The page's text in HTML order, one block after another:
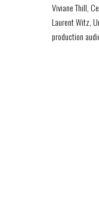
Viviane Thill,
Laurent Witz,
production